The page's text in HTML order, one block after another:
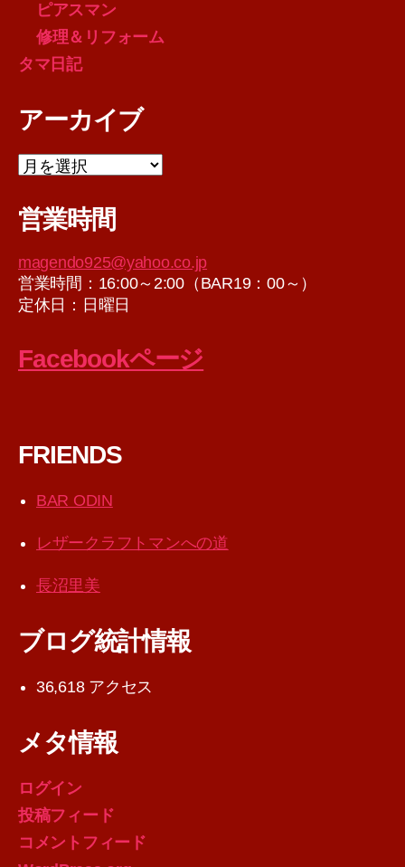
ピアスマン
修理＆リフォーム
タマ日記
アーカイブ
ア
イ
営業時間
magendo925@yahoo.co.jp
営業時間：16:00～2:00（BAR19：00～）
定休日：日曜日
Facebookページ
FRIENDS
BAR ODIN
レザークラフトマンへの道
長沼里美
ブログ統計情報
36,618 アクセス
メタ情報
ログイン
投稿フィード
コメントフィード